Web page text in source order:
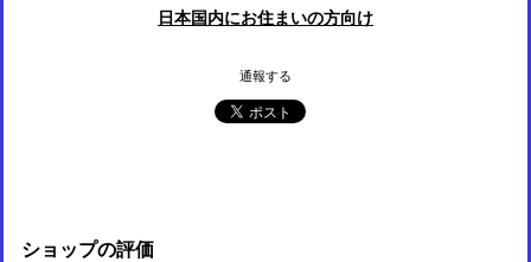
日本国内にお住まいの方向け
通報する
ショップの評価